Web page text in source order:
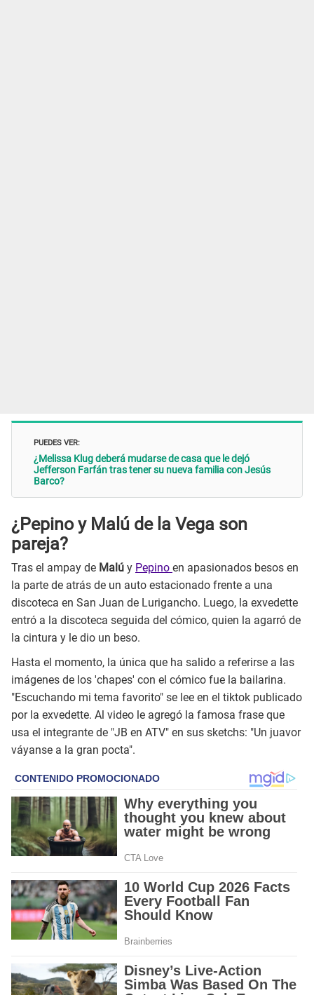
PUEDES VER:
¿Melissa Klug deberá mudarse de casa que le dejó
Jefferson Farfán tras tener su nueva familia con Jesús
Barco?
¿Pepino y Malú de la Vega son
pareja?
Tras el ampay de Malú y Pepino en apasionados besos en
la parte de atrás de un auto estacionado frente a una
discoteca en San Juan de Lurigancho. Luego, la exvedette
entró a la discoteca seguida del cómico, quien la agarró de
la cintura y le dio un beso.
Hasta el momento, la única que ha salido a referirse a las
imágenes de los 'chapes' con el cómico fue la bailarina.
"Escuchando mi tema favorito" se lee en el tiktok publicado
por la exvedette. Al video le agregó la famosa frase que
usa el integrante de "JB en ATV" en sus sketchs: "Un juavor
váyanse a la gran pocta".